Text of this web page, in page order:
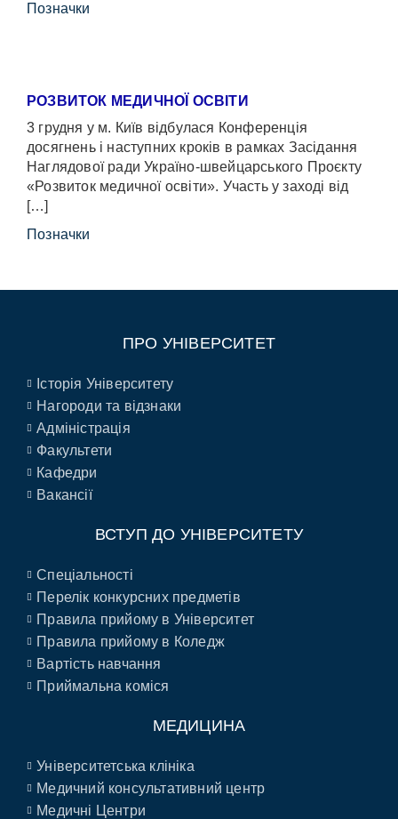
Позначки
РОЗВИТОК МЕДИЧНОЇ ОСВІТИ
3 грудня у м. Київ відбулася Конференція
досягнень і наступних кроків в рамках Засідання
Наглядової ради Україно-швейцарського Проєкту
«Розвиток медичної освіти». Участь у заході від
[…]
Позначки
ПРО УНІВЕРСИТЕТ
Історія Університету
Нагороди та відзнаки
Адміністрація
Факультети
Кафедри
Вакансії
ВСТУП ДО УНІВЕРСИТЕТУ
Спеціальності
Перелік конкурсних предметів
Правила прийому в Університет
Правила прийому в Коледж
Вартість навчання
Приймальна коміся
МЕДИЦИНА
Університетська клініка
Медичний консультативний центр
Медичні Центри